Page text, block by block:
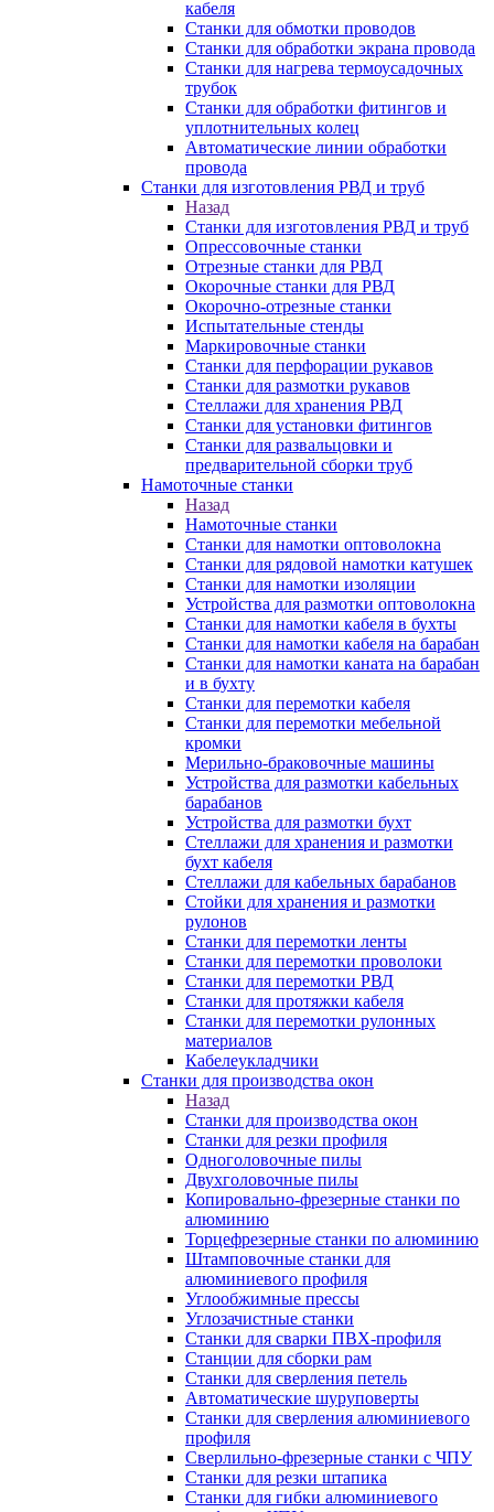
кабеля
Станки для обмотки проводов
Станки для обработки экрана провода
Станки для нагрева термоусадочных
трубок
Станки для обработки фитингов и
уплотнительных колец
Автоматические линии обработки
провода
Станки для изготовления РВД и труб
Назад
Станки для изготовления РВД и труб
Опрессовочные станки
Отрезные станки для РВД
Окорочные станки для РВД
Окорочно-отрезные станки
Испытательные стенды
Маркировочные станки
Станки для перфорации рукавов
Станки для размотки рукавов
Стеллажи для хранения РВД
Станки для установки фитингов
Станки для развальцовки и
предварительной сборки труб
Намоточные станки
Назад
Намоточные станки
Станки для намотки оптоволокна
Станки для рядовой намотки катушек
Станки для намотки изоляции
Устройства для размотки оптоволокна
Станки для намотки кабеля в бухты
Станки для намотки кабеля на барабан
Станки для намотки каната на барабан
и в бухту
Станки для перемотки кабеля
Станки для перемотки мебельной
кромки
Мерильно-браковочные машины
Устройства для размотки кабельных
барабанов
Устройства для размотки бухт
Стеллажи для хранения и размотки
бухт кабеля
Стеллажи для кабельных барабанов
Стойки для хранения и размотки
рулонов
Станки для перемотки ленты
Станки для перемотки проволоки
Станки для перемотки РВД
Станки для протяжки кабеля
Станки для перемотки рулонных
материалов
Кабелеукладчики
Станки для производства окон
Назад
Станки для производства окон
Станки для резки профиля
Одноголовочные пилы
Двухголовочные пилы
Копировально-фрезерные станки по
алюминию
Торцефрезерные станки по алюминию
Штамповочные станки для
алюминиевого профиля
Углообжимные прессы
Углозачистные станки
Станки для сварки ПВХ-профиля
Станции для сборки рам
Станки для сверления петель
Автоматические шуруповерты
Станки для сверления алюминиевого
профиля
Сверлильно-фрезерные станки с ЧПУ
Станки для резки штапика
Станки для гибки алюминиевого